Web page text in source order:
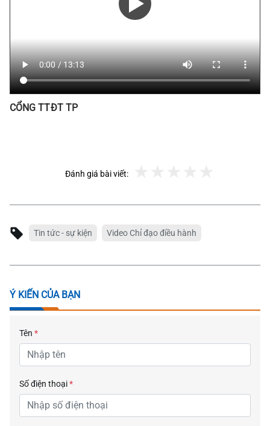
CỔNG TTĐT TP
Đánh giá bài viết:
Tin tức - sự kiện Video Chỉ đạo điều hành
Ý KIẾN CỦA BẠN
Tên *
Số điện thoại*